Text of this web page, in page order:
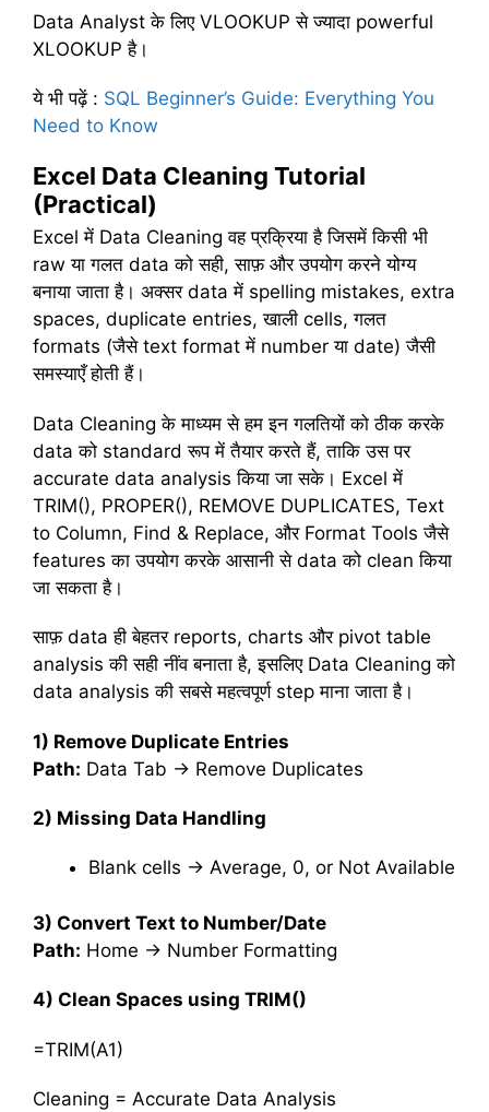
Data Analyst के लिए VLOOKUP से ज्यादा powerful
XLOOKUP है।
ये भी पढ़ें : SQL Beginner’s Guide: Everything You
Need to Know
Excel Data Cleaning Tutorial
(Practical)
Excel में Data Cleaning वह प्रक्रिया है जिसमें किसी भी
raw या गलत data को सही, साफ़ और उपयोग करने योग्य
बनाया जाता है। अक्सर data में spelling mistakes, extra
spaces, duplicate entries, खाली cells, गलत
formats (जैसे text format में number या date) जैसी
समस्याएँ होती हैं।
Data Cleaning के माध्यम से हम इन गलतियों को ठीक करके
data को standard रूप में तैयार करते हैं, ताकि उस पर
accurate data analysis किया जा सके। Excel में
TRIM(), PROPER(), REMOVE DUPLICATES, Text
to Column, Find & Replace, और Format Tools जैसे
features का उपयोग करके आसानी से data को clean किया
जा सकता है।
साफ़ data ही बेहतर reports, charts और pivot table
analysis की सही नींव बनाता है, इसलिए Data Cleaning को
data analysis की सबसे महत्वपूर्ण step माना जाता है।
1) Remove Duplicate Entries
Path: Data Tab → Remove Duplicates
2) Missing Data Handling
Blank cells → Average, 0, or Not Available
3) Convert Text to Number/Date
Path: Home → Number Formatting
4) Clean Spaces using TRIM()
=TRIM(A1)
Cleaning = Accurate Data Analysis